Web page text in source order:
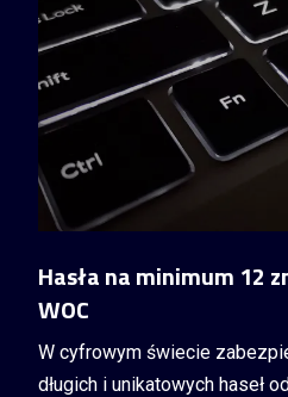
Hasła na minimum 12
WOC
W cyfrowym świecie
długich i unikatowych haseł